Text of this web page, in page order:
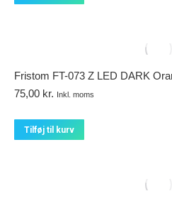
Fristom FT-073 Z LED DARK
75,00 kr. Inkl. moms
Tilføj til kurv